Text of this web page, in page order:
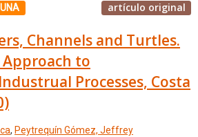
artículo original
Channels and Turtles.
to
Processes, Costa
, Peytrequín Gómez, Jeffrey